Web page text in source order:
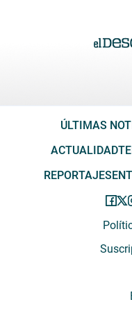
ÚLTIMAS
ACTUALIDAD
REPORTAJES